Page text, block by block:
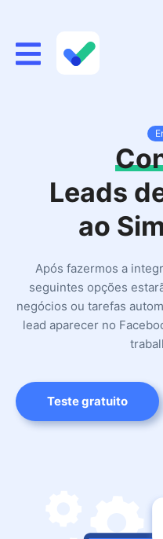
Leads
ao
Após fazermos a
seguintes opções
negócios ou tarefas
lead aparecer no
Teste gratuito